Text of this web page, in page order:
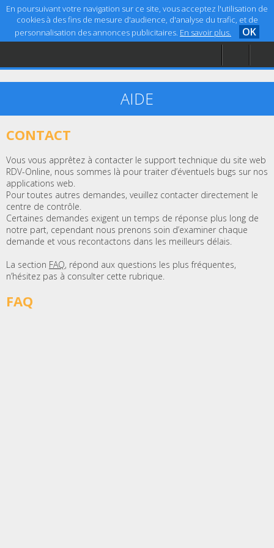
En poursuivant votre navigation sur ce site, vous acceptez l'utilisation de
cookies à des fins de mesure d'audience, d'analyse du trafic, et de
personnalisation des annonces publicitaires. En savoir plus. OK
Accueil
Aide
AIDE
CONTACT
Vous vous apprêtez à contacter le support technique du site web
RDV-Online, nous sommes là pour traiter d’éventuels bugs sur nos
applications web.
Pour toutes autres demandes, veuillez contacter directement le
centre de contrôle.
Certaines demandes exigent un temps de réponse plus long de
notre part, cependant nous prenons soin d’examiner chaque
demande et vous recontactons dans les meilleurs délais.
La section FAQ, répond aux questions les plus fréquentes,
n’hésitez pas à consulter cette rubrique.
FAQ